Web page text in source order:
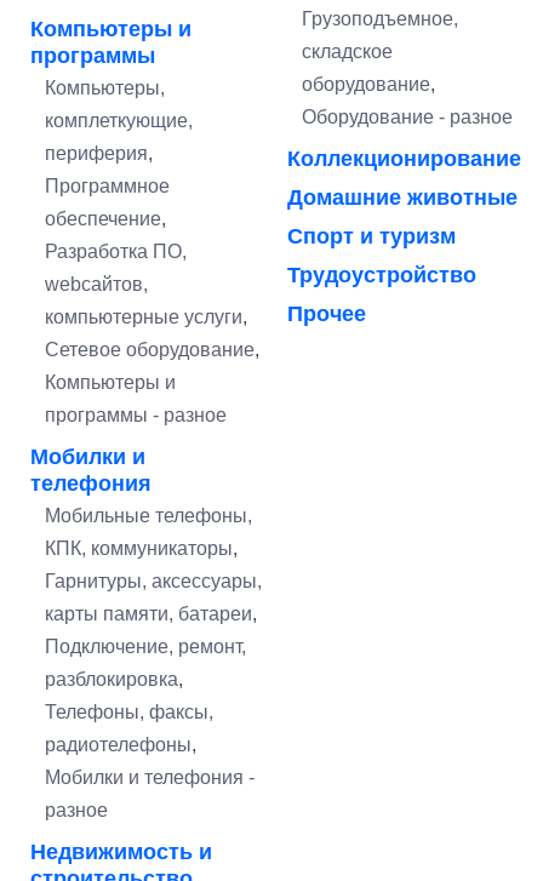
Компьютеры и
программы
Компьютеры,
комплеткующие,
периферия,
Программное
обеспечение,
Разработка ПО,
webсайтов,
компьютерные услуги,
Сетевое оборудование,
Компьютеры и
программы - разное
Мобилки и
телефония
Мобильные телефоны,
КПК, коммуникаторы,
Гарнитуры, аксессуары,
карты памяти, батареи,
Подключение, ремонт,
разблокировка,
Телефоны, факсы,
радиотелефоны,
Мобилки и телефония -
разное
Недвижимость и
Грузоподъемное,
складское
оборудование,
Оборудование - разное
Коллекционирование
Домашние животные
Спорт и туризм
Трудоустройство
Прочее